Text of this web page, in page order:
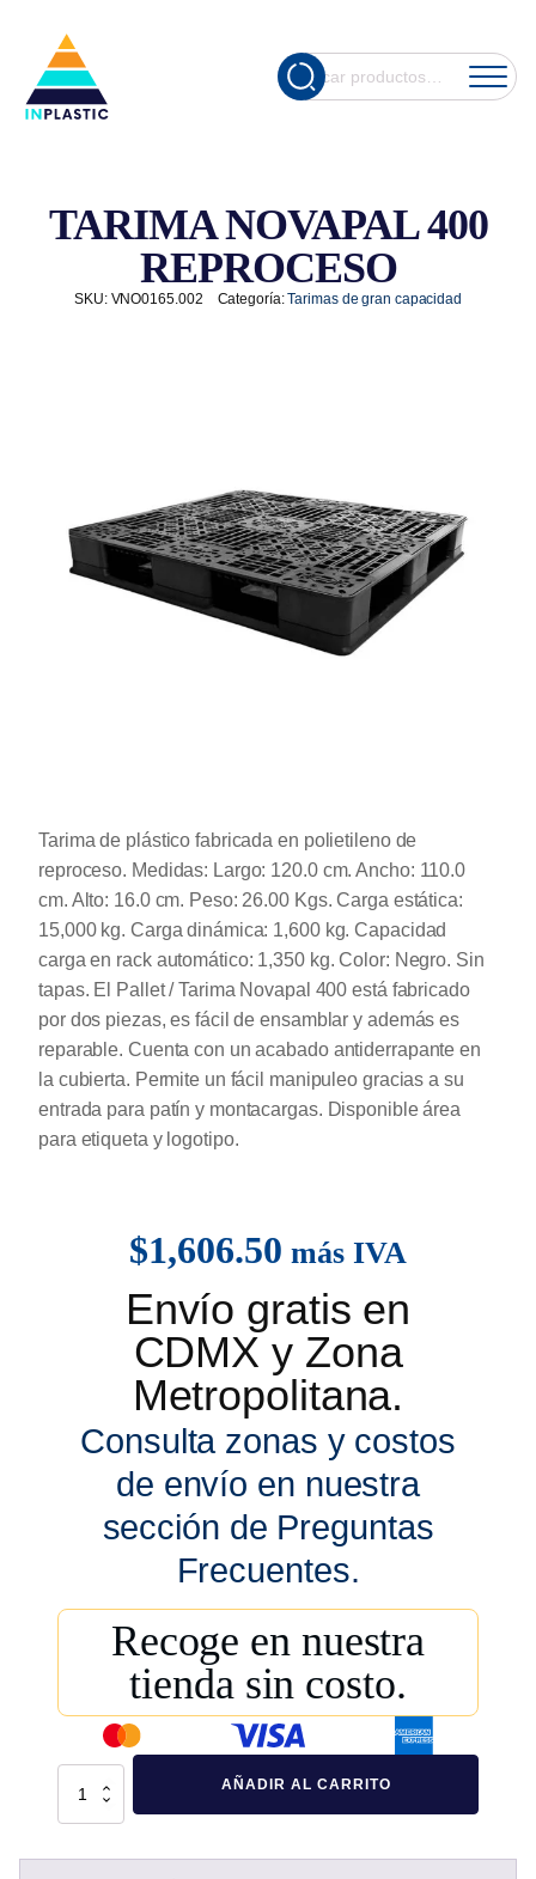
Buscar
por:
Cuando hay
TARIMA NOVAPAL 400
REPROCESO
SKU: VNO0165.002 Categoría:Tarimas de gran capacidad
Tarima de plástico fabricada en polietileno de
reproceso. Medidas: Largo: 120.0 cm. Ancho: 110.0
cm. Alto: 16.0 cm. Peso: 26.00 Kgs. Carga estática:
15,000 kg. Carga dinámica: 1,600 kg. Capacidad
carga en rack automático: 1,350 kg. Color: Negro. Sin
tapas. El Pallet / Tarima Novapal 400 está fabricado
por dos piezas, es fácil de ensamblar y además es
reparable. Cuenta con un acabado antiderrapante en
la cubierta. Permite un fácil manipuleo gracias a su
entrada para patín y montacargas. Disponible área
para etiqueta y logotipo.
$1,606.50 más IVA
Envío gratis en
CDMX y Zona
Metropolitana.
Consulta zonas y costos
de envío en nuestra
sección de Preguntas
Frecuentes.
Recoge en nuestra
tienda sin costo.
Novapal
AÑADIR AL CARRITO